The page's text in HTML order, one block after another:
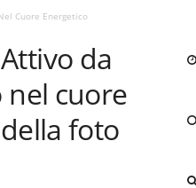
Cuore Energetico
da
cuore
foto